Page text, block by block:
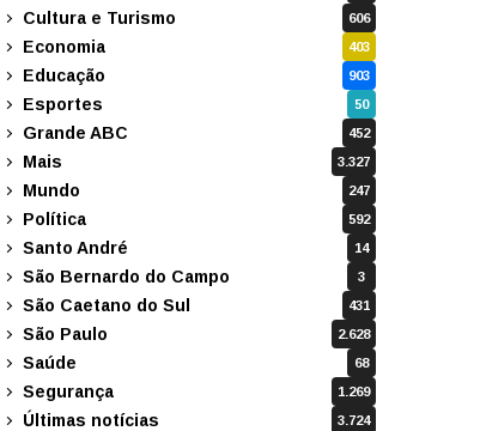
Cultura e Turismo 606
Economia 403
Educação 903
Esportes 50
Grande ABC 452
Mais 3.327
Mundo 247
Política 592
Santo André 14
São Bernardo do Campo 3
São Caetano do Sul 431
São Paulo 2.628
Saúde 68
Segurança 1.269
Últimas notícias 3.724